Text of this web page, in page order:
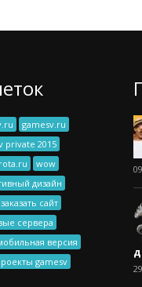
gamesv.ru
private 2015
wow
дизайн
заказать сайт
сервера
версия
gamesv